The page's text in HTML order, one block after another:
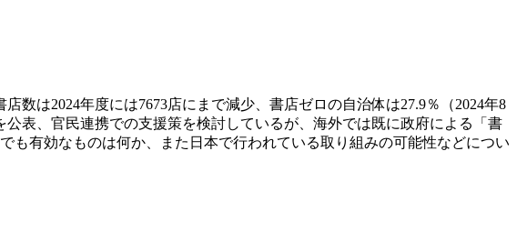
数は2024年度には7673店にまで減少、書店ゼロの自治体は27.9％（2024年8
表、官民連携での支援策を検討しているが、海外では既に政府による「書
も有効なものは何か、また日本で行われている取り組みの可能性などについ